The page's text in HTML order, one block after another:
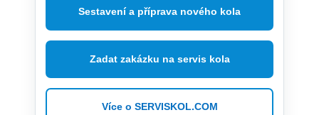
Sestavení a příprava nového kola
Zadat zakázku na servis kola
Více o SERVISKOL.COM